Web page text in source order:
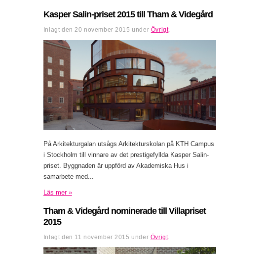
Kasper Salin-priset 2015 till Tham & Videgård
Inlagt den 20 november 2015 under Övrigt.
På Arkitekturgalan utsågs Arkitekturskolan på KTH Campus
i Stockholm till vinnare av det prestigefyllda Kasper Salin-
priset. Byggnaden är uppförd av Akademiska Hus i
samarbete med...
Läs mer »
Tham & Videgård nominerade till Villapriset
2015
Inlagt den 11 november 2015 under Övrigt.